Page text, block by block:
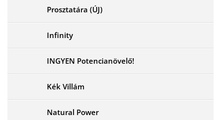
Prosztatára (ÚJ)
Infinity
INGYEN Potencianövelő!
Kék Villám
Natural Power